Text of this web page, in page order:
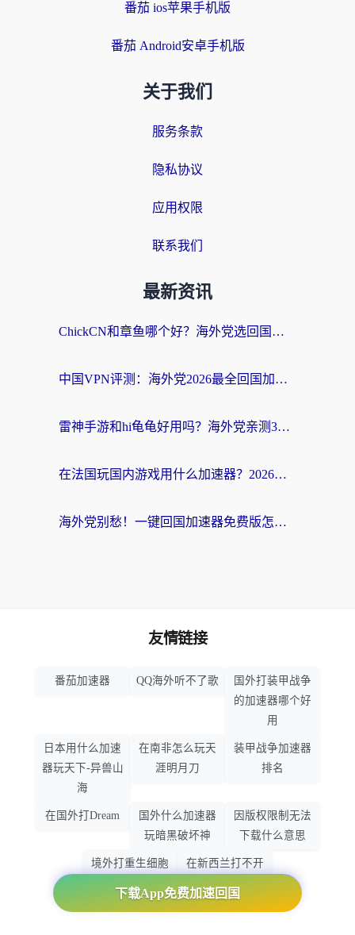
番茄 ios苹果手机版
番茄 Android安卓手机版
关于我们
服务条款
隐私协议
应用权限
联系我们
最新资讯
ChickCN和章鱼哪个好？海外党选回国加速器的3个关键维度 + 实用避坑指南
中国VPN评测：海外党2026最全回国加速器选择指南，告别地区限制不踩坑
雷神手游和hi龟龟好用吗？海外党亲测3款回国加速器，教你选对国外到国内加速器
在法国玩国内游戏用什么加速器？2026实测解决延迟卡顿的实用指南
海外党别愁！一键回国加速器免费版怎么选？从踩坑到流畅访问的全攻略
下载App免费加速回国
友情链接
番茄加速器 QQ海外听不了歌
国外打装甲战争
的加速器哪个好
用
日本用什么加速
器玩天下-异兽山
海
在南非怎么玩天
涯明月刀
装甲战争加速器
排名
在国外打Dream
国外什么加速器
玩暗黑破坏神
因版权限制无法
下载什么意思
境外打重生细胞
加速器哪个好
在新西兰打不开
大智慧怎么办